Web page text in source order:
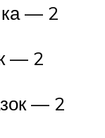
— 2
— 2
— 2